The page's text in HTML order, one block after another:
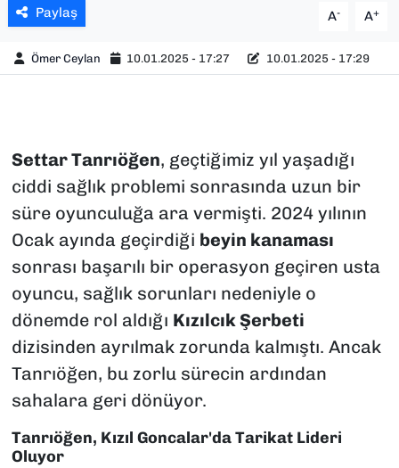
Paylaş A- A+
Ömer Ceylan 10.01.2025 - 17:27 10.01.2025 - 17:29
Settar Tanrıöğen, geçtiğimiz yıl yaşadığı
ciddi sağlık problemi sonrasında uzun bir
süre oyunculuğa ara vermişti. 2024 yılının
Ocak ayında geçirdiği beyin kanaması
sonrası başarılı bir operasyon geçiren usta
oyuncu, sağlık sorunları nedeniyle o
dönemde rol aldığı Kızılcık Şerbeti
dizisinden ayrılmak zorunda kalmıştı. Ancak
Tanrıöğen, bu zorlu sürecin ardından
sahalara geri dönüyor.
Tanrıöğen, Kızıl Goncalar'da Tarikat Lideri
Oluyor